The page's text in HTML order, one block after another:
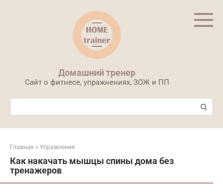
Домашний тренер
Сайт о фитнесе, упражнениях, ЗОЖ и ПП
Поиск:
Главная » Упражнения
Как накачать мышцы спины дома без
тренажеров